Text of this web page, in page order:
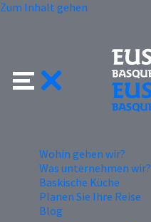
Zum Inhalt gehen
Wohin gehen wir?
Was unternehmen wir?
Baskische Küche
Planen Sie Ihre Reise
Blog